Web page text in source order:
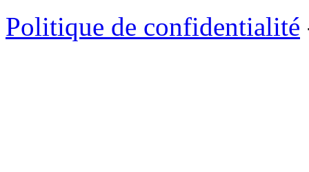
Politique de confidentialité